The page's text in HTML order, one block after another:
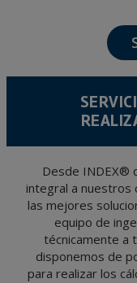
Los datos incorporados a
tratados con la máxima
el Reglamento General de
datos personales será aquel
tiempo que medie en la
Se recomienda no enviar
protección de datos, como
responsabilidad.
El usuario podrá ejercer en
oponerse, cancelarlos,
lo previsto en el Reglamento
de 2016 enviando una carta
Gerente, junto con la
Portalada II | c/ Segador 13,
correo electrónico
Desde INDEX®
integral a nuestros
las mejores
equipo de
técnicamente a
disponemos de
para realizar los